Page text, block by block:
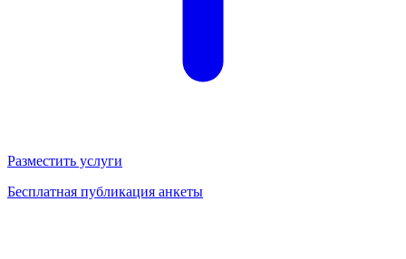
Разместить услуги
Бесплатная публикация анкеты